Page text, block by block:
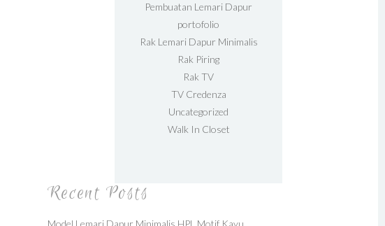
Pembuatan Lemari Dapur
portofolio
Rak Lemari Dapur Minimalis
Rak Piring
Rak TV
TV Credenza
Uncategorized
Walk In Closet
Recent Posts
Model Lemari Dapur Minimalis HPL Motif Kayu